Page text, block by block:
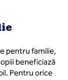
pentru familie,
beneficiază
Pentru orice